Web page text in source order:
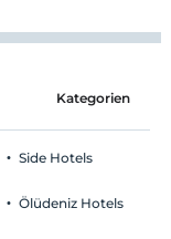
Kategorien
Side Hotels
Ölüdeniz Hotels